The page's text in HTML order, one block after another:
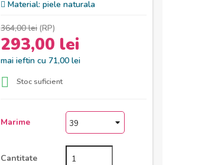
Material: piele naturala
364,00 lei(RP)
293,00 lei
mai ieftin cu 71,00 lei
 Stoc suficient
Marime
Cantitate